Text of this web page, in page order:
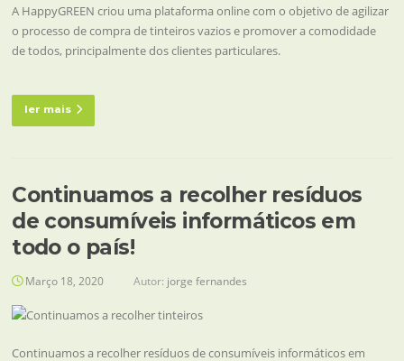
A HappyGREEN criou uma plataforma online com o objetivo de agilizar
o processo de compra de tinteiros vazios e promover a comodidade
de todos, principalmente dos clientes particulares.
ler mais
Continuamos a recolher resíduos
de consumíveis informáticos em
todo o país!
Março 18, 2020 Autor: jorge fernandes
Continuamos a recolher resíduos de consumíveis informáticos em